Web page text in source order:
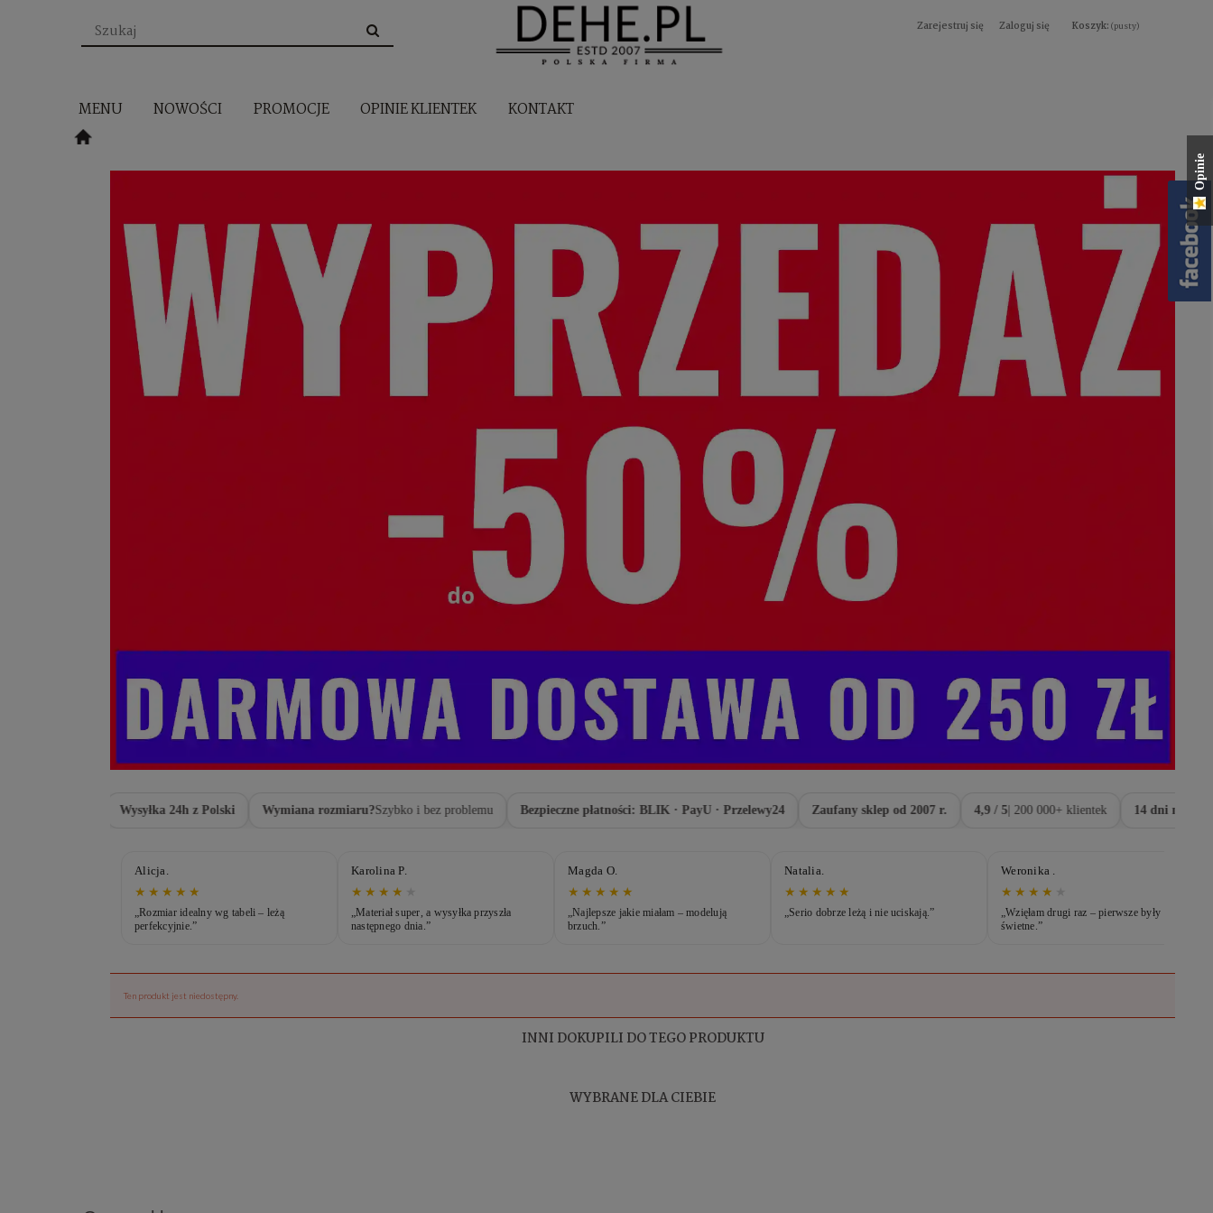
Koszyk: (pusty)
Zarejestruj się Zaloguj się
MENU NOWOŚCI PROMOCJE OPINIE KLIENTEK KONTAKT
Wysyłka 24h z Polski Wymiana rozmiaru?Szybko i bez problemu Bezpieczne płatności: BLIK · PayU · Przelewy24 Zaufany sklep od 2007 r. 4,9 / 5| 200 000+ klientek 14 dni na zwrot
Alicja.
★★★★★
„Rozmiar idealny wg tabeli – leżą
perfekcyjnie.”
Karolina P.
★★★★
„Materiał super, a wysyłka przyszła
następnego dnia.”
Magda O.
★★★★★
„Najlepsze jakie miałam – modelują
brzuch.”
Natalia.
★★★★★
„Serio dobrze leżą i nie uciskają.”
Weronika .
★★★★
„Wzięłam drugi raz – pierwsze były
świetne.”
Ten produkt jest niedostępny.
INNI DOKUPILI DO TEGO PRODUKTU
WYBRANE DLA CIEBIE
Opinie